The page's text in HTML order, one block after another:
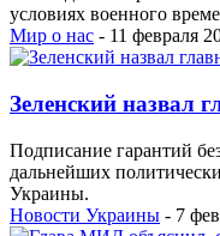
условиях военного
Мир о нас - 11 февраля
Зеленский назвал
Подписание гарантий
дальнейших
Украины.
Новости Украины - 7